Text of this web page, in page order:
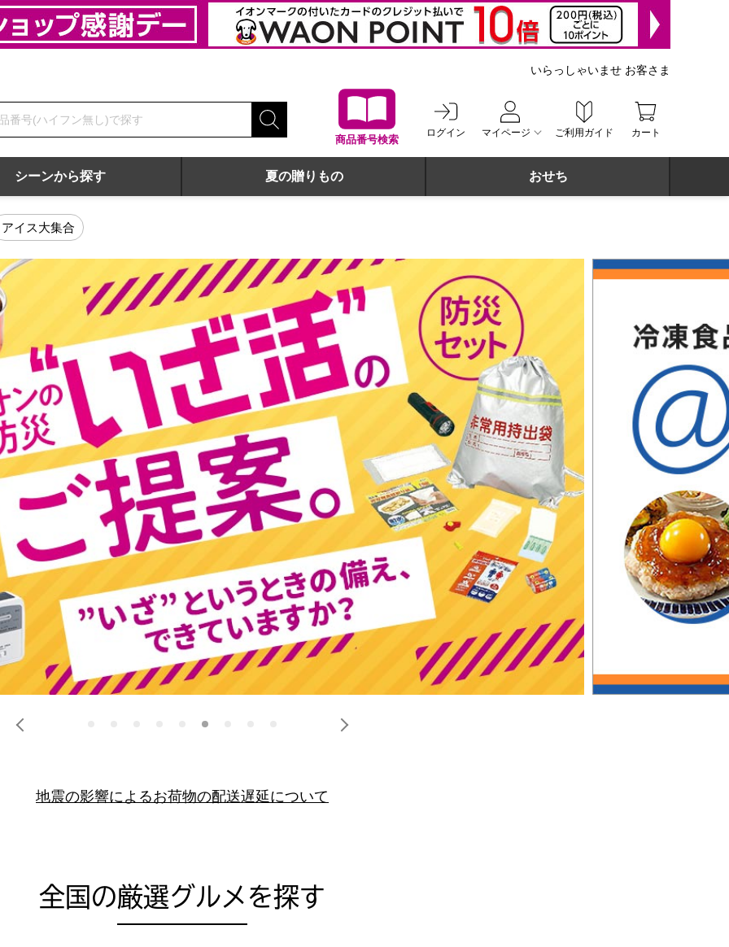
商品番号検索
ログイン マイページ ご利用ガイド カート
いらっしゃいませ お客さま
シーンから探す 夏の贈りもの おせち
アイス大集合
前の画像を表示する 次の画像を表示する
地震の影響によるお荷物の配送遅延について
全国の厳選グルメを探す